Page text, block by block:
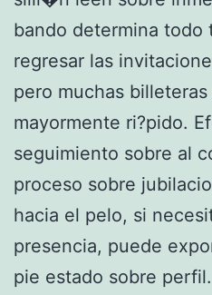
bando determina todo
regresar las
pero muchas
mayormente ri?pido.
seguimiento sobre al
proceso sobre
hacia el pelo, si
presencia, puede
pie estado sobre perfil.